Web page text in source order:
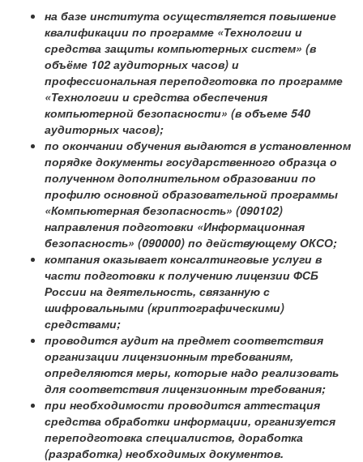
на базе института осуществляется повышение
квалификации по программе «Технологии и
средства защиты компьютерных систем» (в
объёме 102 аудиторных часов) и
профессиональная переподготовка по программе
«Технологии и средства обеспечения
компьютерной безопасности» (в объеме 540
аудиторных часов);
по окончании обучения выдаются в установленном
порядке документы государственного образца о
полученном дополнительном образовании по
профилю основной образовательной программы
«Компьютерная безопасность» (090102)
направления подготовки «Информационная
безопасность» (090000) по действующему ОКСО;
компания оказывает консалтинговые услуги в
части подготовки к получению лицензии ФСБ
России на деятельность, связанную с
шифровальными (криптографическими)
средствами;
проводится аудит на предмет соответствия
организации лицензионным требованиям,
определяются меры, которые надо реализовать
для соответствия лицензионным требования;
при необходимости проводится аттестация
средства обработки информации, организуется
переподготовка специалистов, доработка
(разработка) необходимых документов.